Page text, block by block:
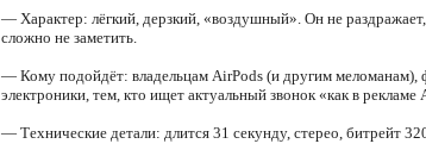
— Характер: лёгкий, дерзкий, «воздушный». Он не
сложно не заметить.
— Кому подойдёт: владельцам AirPods (и другим меломанам),
электроники, тем, кто ищет актуальный звонок «как в рекламе
— Технические детали: длится 31 секунду, стерео, битрейт